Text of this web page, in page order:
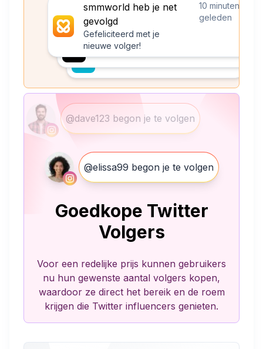
smmworld heb je net
gevolgd
Gefeliciteerd met je
nieuwe volger!
10 minuten
geleden
@dave123 begon je te volgen
@elissa99 begon je te volgen
Goedkope Twitter
Volgers
Voor een redelijke prijs kunnen gebruikers
nu hun gewenste aantal volgers kopen,
waardoor ze direct het bereik en de roem
krijgen die Twitter influencers genieten.